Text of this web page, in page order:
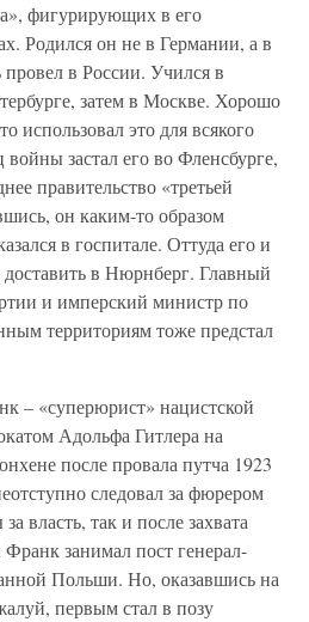
фигурирующих в его
Родился он не в Германии, а в
в России. Учился в
затем в Москве. Хорошо
использовал это для всякого
застал его во Фленсбурге,
правительство «третьей
он каким-то образом
в госпитале. Оттуда его и
доставить в Нюрнберг. Главный
и имперский министр по
территориям тоже предстал
– «суперюрист» нацистской
Адольфа Гитлера на
после провала путча 1923
следовал за фюрером
власть, так и после захвата
занимал пост генерал-
Польши. Но, оказавшись на
первым стал в позу